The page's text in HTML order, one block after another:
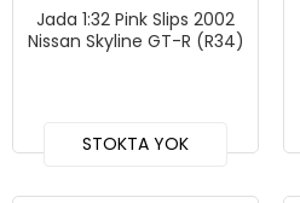
Jada 1:32 Pink Slips 2002
Nissan Skyline GT-R (R34)
STOKTA YOK